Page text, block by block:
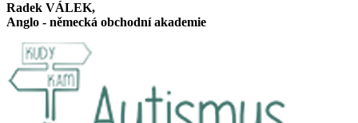
Radek VÁLEK,
Anglo - německá obchodní akademie